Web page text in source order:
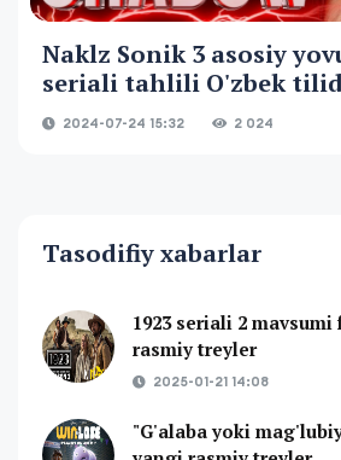
Naklz Sonik 3 asosiy
seriali tahlili O'zbek
2024-07-24 15:32 2 024
Tasodifiy xabarlar
1923 seriali 2
rasmiy treyler
2025-01-21 14:08
"G'alaba yoki